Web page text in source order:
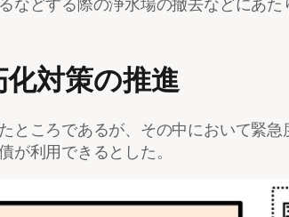
対策の推進
ところであるが、その中において緊
が利用できるとした。